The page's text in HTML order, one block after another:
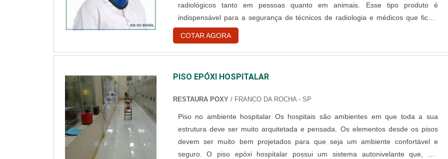
radiológicos tanto em pessoas quanto em animais. Esse tipo produto é
indispensável para a segurança de técnicos de radiologia e médicos que ficam
protegidos contra as radiações emitidas pelos aparelhos. Confecção e
acabamento Geralmente esse tipo de vestimenta é confeccionada em borracha
plumbífera flexível que ....
COTAR AGORA
PISO EPÓXI HOSPITALAR
RESTAURA POXY/ FRANCO DA ROCHA - SP
Piso no ambiente hospitalar Os hospitais são ambientes em que toda a sua
estrutura deve ser muito arquitetada e pensada. Os elementos desde os pisos
devem ser muito bem projetados para que seja um ambiente confortável e
seguro. O piso epóxi hospitalar possui um sistema autonivelante que, um